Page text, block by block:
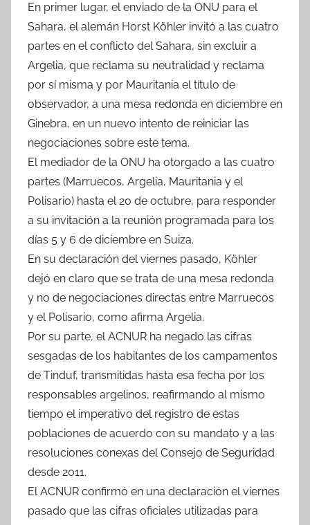
En primer lugar, el enviado de la ONU para el
Sahara, el alemán Horst Köhler invitó a las cuatro
partes en el conflicto del Sahara, sin excluir a
Argelia, que reclama su neutralidad y reclama
por sí misma y por Mauritania el título de
observador, a una mesa redonda en diciembre en
Ginebra, en un nuevo intento de reiniciar las
negociaciones sobre este tema.
El mediador de la ONU ha otorgado a las cuatro
partes (Marruecos, Argelia, Mauritania y el
Polisario) hasta el 20 de octubre, para responder
a su invitación a la reunión programada para los
días 5 y 6 de diciembre en Suiza.
En su declaración del viernes pasado, Köhler
dejó en claro que se trata de una mesa redonda
y no de negociaciones directas entre Marruecos
y el Polisario, como afirma Argelia.
Por su parte, el ACNUR ha negado las cifras
sesgadas de los habitantes de los campamentos
de Tinduf, transmitidas hasta esa fecha por los
responsables argelinos, reafirmando al mismo
tiempo el imperativo del registro de estas
poblaciones de acuerdo con su mandato y a las
resoluciones conexas del Consejo de Seguridad
desde 2011.
El ACNUR confirmó en una declaración el viernes
pasado que las cifras oficiales utilizadas para